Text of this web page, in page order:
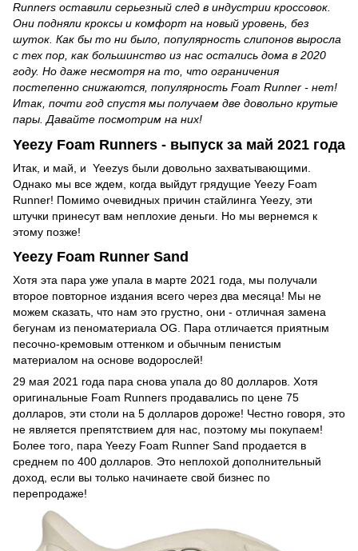
Runners оставили серьезный след в индустрии кроссовок.
Они подняли кроксы и комфорт на новый уровень, без
шуток. Как бы то ни было, популярность слипонов выросла
с тех пор, как большинство из нас остались дома в 2020
году. Но даже несмотря на то, что ограничения
постепенно снижаются, популярность Foam Runner - нет!
Итак, почти год спустя мы получаем две довольно крутые
пары. Давайте посмотрим на них!
Yeezy Foam Runners - выпуск за май 2021 года
Итак, и май, и Yeezys были довольно захватывающими.
Однако мы все ждем, когда выйдут грядущие Yeezy Foam
Runner! Помимо очевидных причин стайлинга Yeezy, эти
штучки принесут вам неплохие деньги. Но мы вернемся к
этому позже!
Yeezy Foam Runner Sand
Хотя эта пара уже упала в марте 2021 года, мы получали
второе повторное издания всего через два месяца! Мы не
можем сказать, что нам это грустно, они - отличная замена
бегунам из пеноматериала OG. Пара отличается приятным
песочно-кремовым оттенком и обычным пенистым
материалом на основе водорослей!
29 мая 2021 года пара снова упала до 80 долларов. Хотя
оригинальные Foam Runners продавались по цене 75
долларов, эти столи на 5 долларов дороже! Честно говоря, это
не является препятствием для нас, поэтому мы покупаем!
Более того, пара Yeezy Foam Runner Sand продается в
среднем по 400 долларов. Это неплохой дополнительный
доход, если вы только начинаете свой бизнес по
перепродаже!